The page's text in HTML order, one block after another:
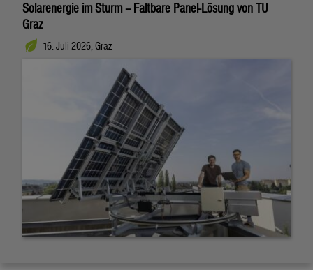
Solarenergie im Sturm – Faltbare Panel-Lösung von TU
Graz
16. Juli 2026, Graz